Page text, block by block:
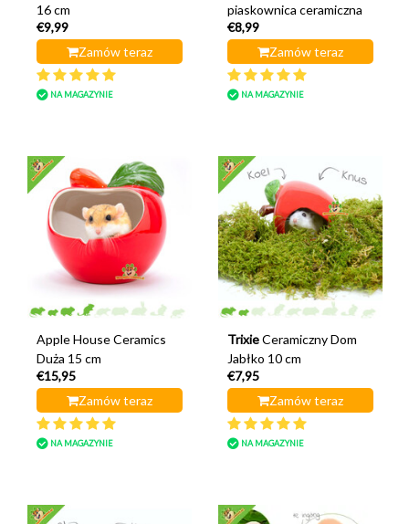
16 cm
€9,99
Zamów teraz
NA MAGAZYNIE
piaskownica ceramiczna
€8,99
Zamów teraz
NA MAGAZYNIE
Apple House Ceramics
Duża 15 cm
€15,95
Zamów teraz
NA MAGAZYNIE
Trixie Ceramiczny Dom
Jabłko 10 cm
€7,95
Zamów teraz
NA MAGAZYNIE